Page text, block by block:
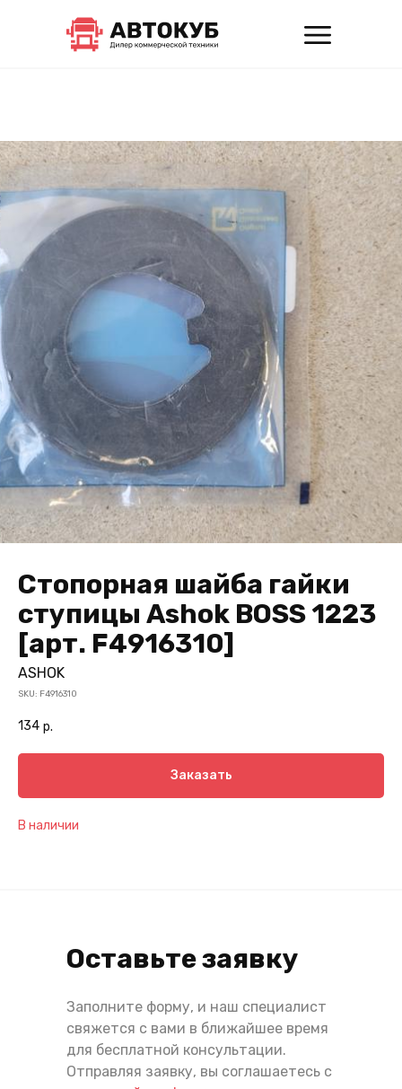
Стопорная шайба гайки
ступицы Ashok BOSS 1223
[арт. F4916310]
ASHOK
SKU: F4916310
134 р.
Заказать
В наличии
Оставьте заявку
Заполните форму, и наш специалист
свяжется с вами в ближайшее время
для бесплатной консультации.
Отправляя заявку, вы соглашаетесь с